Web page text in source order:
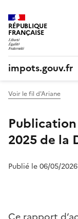
RÉPUBLIQUE
FRANÇAISE
impots.gouv.fr
Voir le fil d'Ariane
2025 de la
Publié le 06/05/2026